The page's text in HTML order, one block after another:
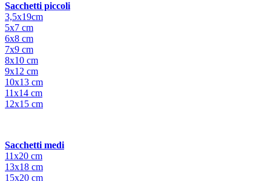
Sacchetti piccoli
3,5x19cm
5x7 cm
6x8 cm
7x9 cm
8x10 cm
9x12 cm
10x13 cm
11x14 cm
12x15 cm
Sacchetti medi
11x20 cm
13x18 cm
15x20 cm